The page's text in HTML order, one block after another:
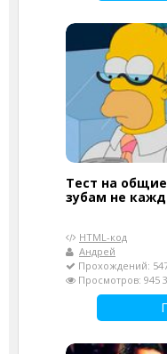
Тест на
зубам не
HTML-код
Андрей
Прохождений:
Просмотров: 945